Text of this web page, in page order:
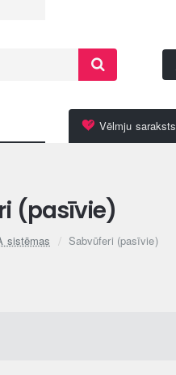
Vēlmju saraksts
(pasīvie)
sistēmas Sabvūferi (pasīvie)